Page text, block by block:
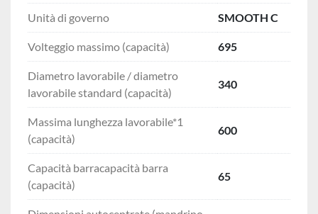
Unità di governo SMOOTH C
Volteggio massimo (capacità) 695
Diametro lavorabile / diametro
lavorabile standard (capacità)
340
Massima lunghezza lavorabile*1
(capacità)
600
Capacità barracapacità barra
(capacità)
65